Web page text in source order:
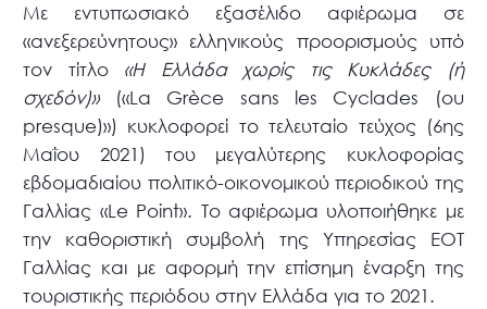
Με εντυπωσιακό εξασέλιδο αφιέρωμα σε
«ανεξερεύνητους» ελληνικούς προορισμούς υπό
τον τίτλο «Η Ελλάδα χωρίς τις Κυκλάδες (ή
σχεδόν)»(«La Grèce sans les Cyclades (ou
presque)») κυκλοφορεί το τελευταίο τεύχος (6ης
Μαΐου 2021) του μεγαλύτερης κυκλοφορίας
εβδομαδιαίου πολιτικό-οικονομικoύ περιοδικού της
Γαλλίας «Le Point». Το αφιέρωμα υλοποιήθηκε με
την καθοριστική συμβολή της Υπηρεσίας ΕΟΤ
Γαλλίας και με αφορμή την επίσημη έναρξη της
τουριστικής περιόδου στην Ελλάδα για το 2021.